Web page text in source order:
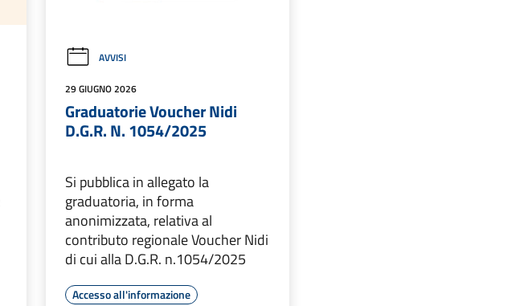
AVVISI
29 GIUGNO 2026
Graduatorie Voucher Nidi
D.G.R. N. 1054/2025
Si pubblica in allegato la
graduatoria, in forma
anonimizzata, relativa al
contributo regionale Voucher Nidi
di cui alla D.G.R. n.1054/2025
Accesso all'informazione